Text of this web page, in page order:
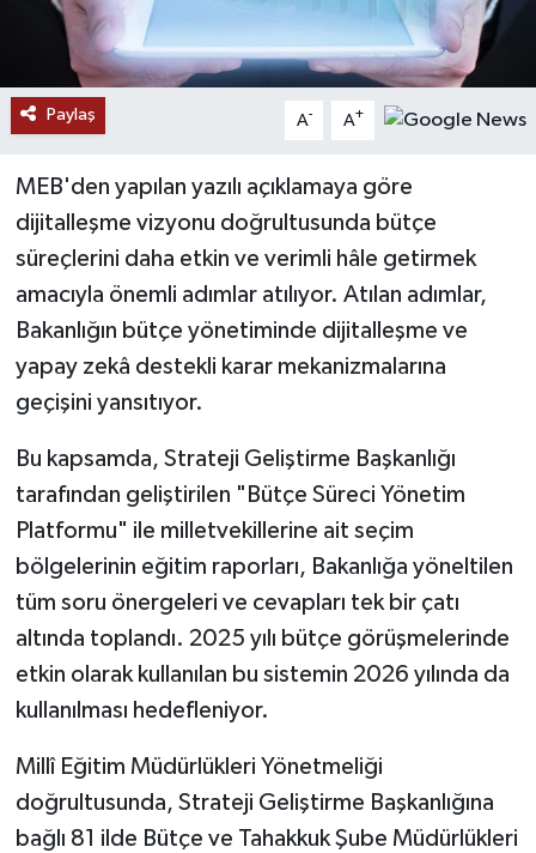
Paylaş A- A+
MEB'den yapılan yazılı açıklamaya göre
dijitalleşme vizyonu doğrultusunda bütçe
süreçlerini daha etkin ve verimli hâle getirmek
amacıyla önemli adımlar atılıyor. Atılan adımlar,
Bakanlığın bütçe yönetiminde dijitalleşme ve
yapay zekâ destekli karar mekanizmalarına
geçişini yansıtıyor.
Bu kapsamda, Strateji Geliştirme Başkanlığı
tarafından geliştirilen "Bütçe Süreci Yönetim
Platformu" ile milletvekillerine ait seçim
bölgelerinin eğitim raporları, Bakanlığa yöneltilen
tüm soru önergeleri ve cevapları tek bir çatı
altında toplandı. 2025 yılı bütçe görüşmelerinde
etkin olarak kullanılan bu sistemin 2026 yılında da
kullanılması hedefleniyor.
Millî Eğitim Müdürlükleri Yönetmeliği
doğrultusunda, Strateji Geliştirme Başkanlığına
bağlı 81 ilde Bütçe ve Tahakkuk Şube Müdürlükleri